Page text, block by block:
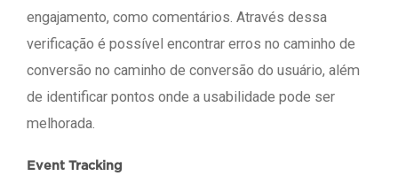
engajamento, como comentários. Através dessa
verificação é possível encontrar erros no caminho de
conversão no caminho de conversão do usuário, além
de identificar pontos onde a usabilidade pode ser
melhorada.
Event Tracking